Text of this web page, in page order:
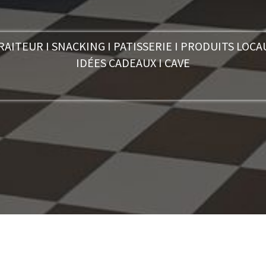
I SNACKING I PATISSERIE I PRODUITS
IDÉES CADEAUX I CAVE